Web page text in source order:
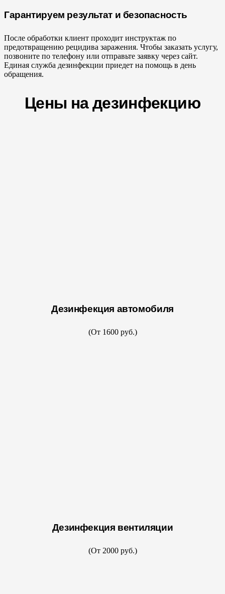
Гарантируем результат и безопасность
После обработки клиент проходит инструктаж по
предотвращению рецидива заражения. Чтобы заказать услугу,
позвоните по телефону или отправьте заявку через сайт.
Единая служба дезинфекции приедет на помощь в день
обращения.
Цены на дезинфекцию
Дезинфекция автомобиля
(От 1600 руб.)
Дезинфекция вентиляции
(От 2000 руб.)